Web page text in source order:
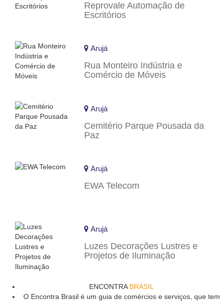
Reprovale Automação de
Escritórios
Arujá
Rua Monteiro Indústria e
Comércio de Móveis
Arujá
Cemitério Parque Pousada da
Paz
Arujá
EWA Telecom
Arujá
Luzes Decorações Lustres e
Projetos de Iluminação
ENCONTRA BRASIL
O Encontra Brasil é um guia de comércios e serviços, que tem